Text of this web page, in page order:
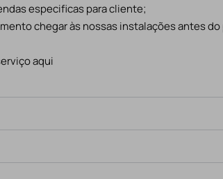
especificas para cliente;
chegar às nossas instalações antes
aqui